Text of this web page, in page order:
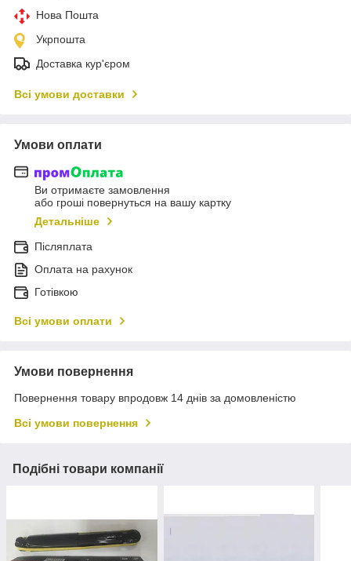
Нова Пошта
Укрпошта
Доставка кур'єром
Всі умови доставки
Умови оплати
Ви отримаєте замовлення
або гроші повернуться на вашу картку
Детальніше
Післяплата
Оплата на рахунок
Готівкою
Всі умови оплати
Умови повернення
Повернення товару впродовж 14 днів за домовленістю
Всі умови повернення
Подібні товари компанії